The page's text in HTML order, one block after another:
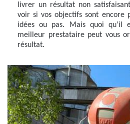
livrer un résultat non
voir si vos objectifs sont encore
idées ou pas. Mais quoi qu’il
meilleur prestataire peut vous
résultat.